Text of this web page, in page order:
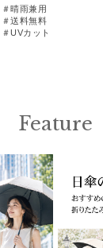
＃晴雨兼用
＃送料無料
＃UVカット
Feature